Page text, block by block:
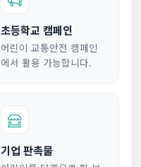
초등학교 캠페인
어린이 교통안전 캠페인
에서 활용 가능합니다.
기업 판촉물